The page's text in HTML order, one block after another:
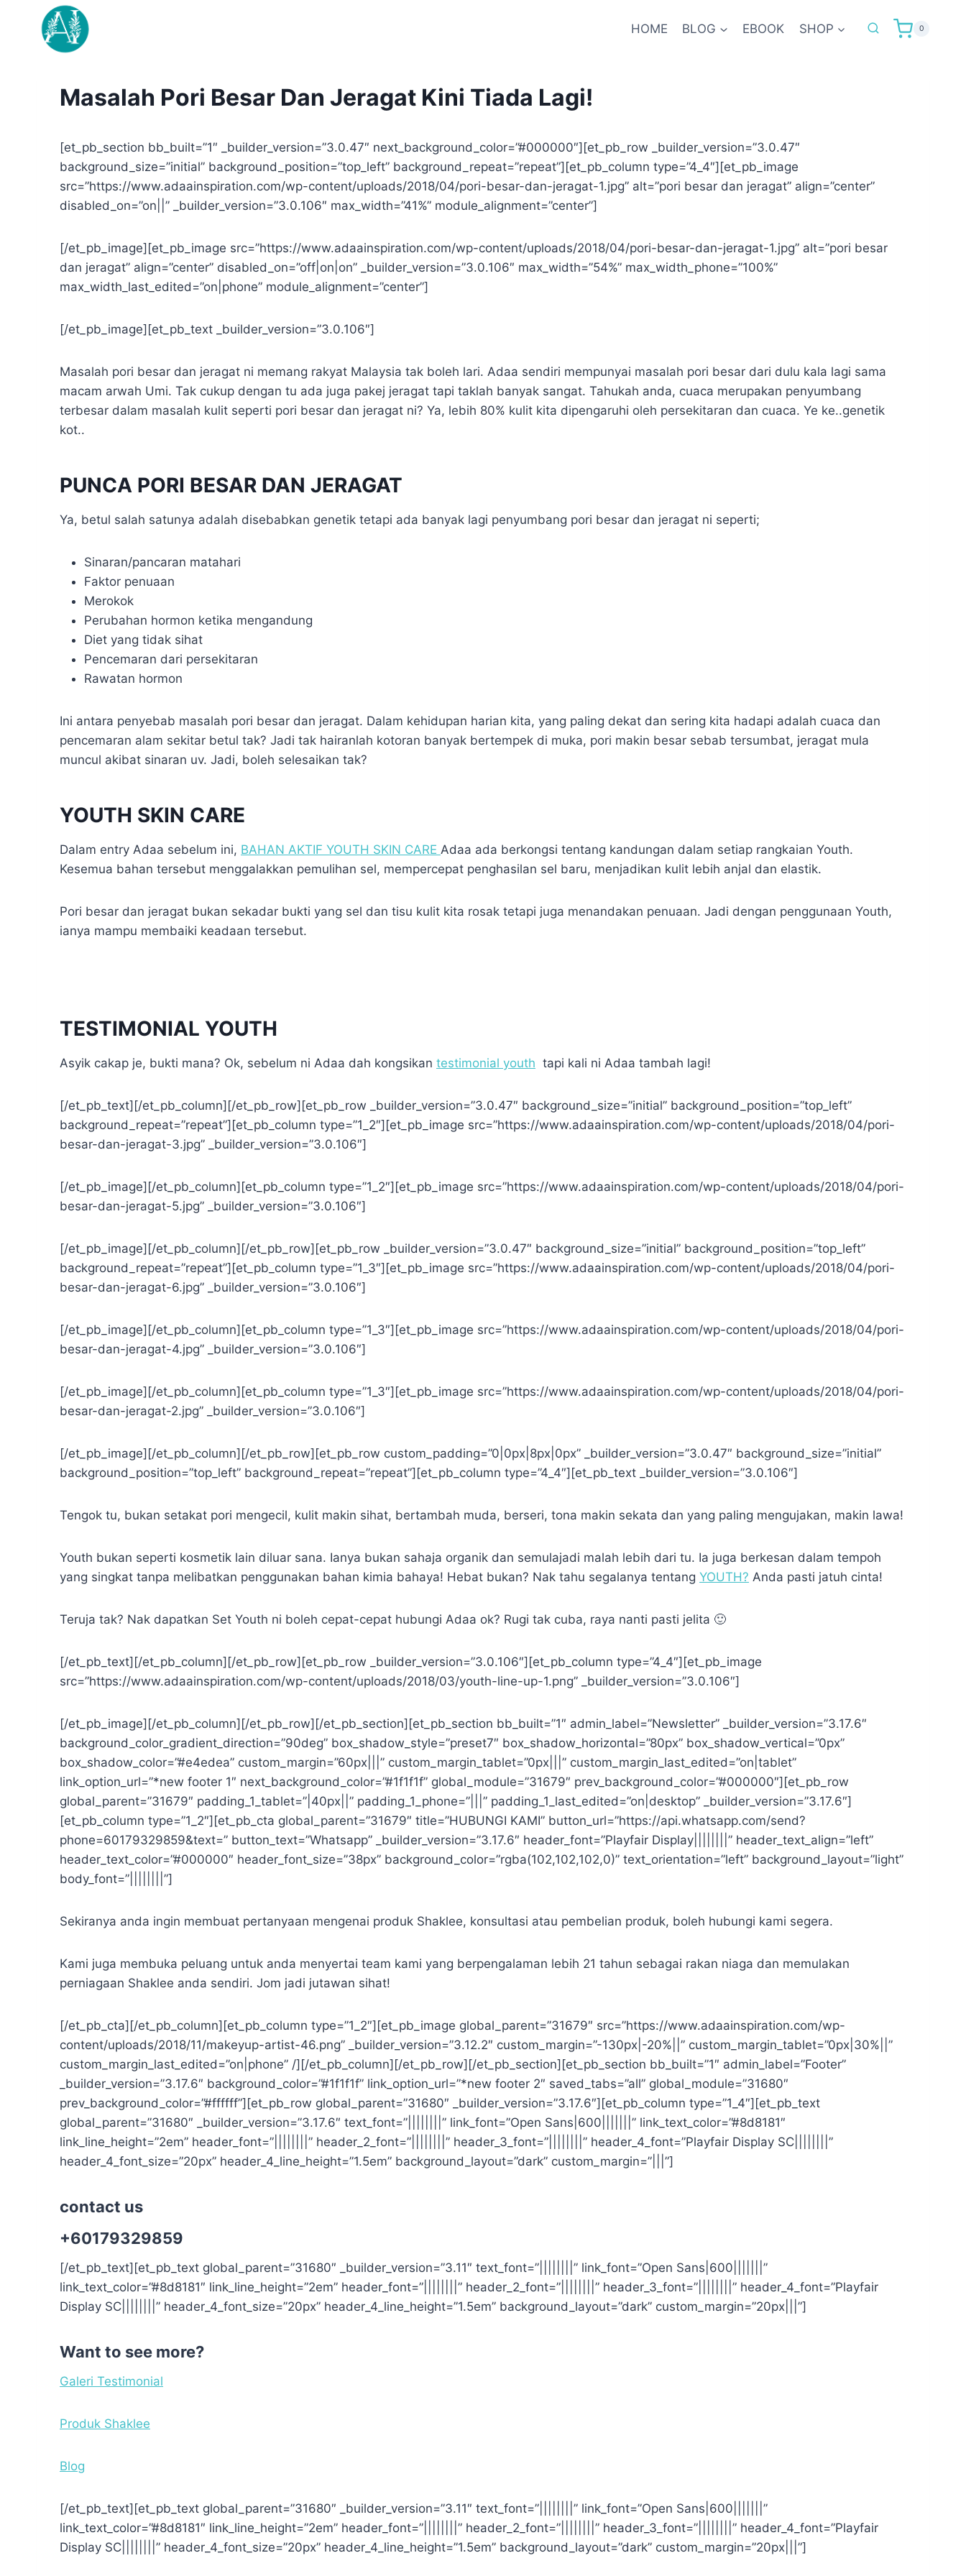
HOME BLOG EBOOK SHOP 0
Masalah Pori Besar Dan Jeragat Kini Tiada Lagi!
[et_pb_section bb_built=”1″ _builder_version=”3.0.47″ next_background_color=”#000000″][et_pb_row _builder_version=”3.0.47″
background_size=”initial” background_position=”top_left” background_repeat=”repeat”][et_pb_column type=”4_4″][et_pb_image
src=”https://www.adaainspiration.com/wp-content/uploads/2018/04/pori-besar-dan-jeragat-1.jpg” alt=”pori besar dan jeragat” align=”center”
disabled_on=”on||” _builder_version=”3.0.106″ max_width=”41%” module_alignment=”center”]
[/et_pb_image][et_pb_image src=”https://www.adaainspiration.com/wp-content/uploads/2018/04/pori-besar-dan-jeragat-1.jpg” alt=”pori besar
dan jeragat” align=”center” disabled_on=”off|on|on” _builder_version=”3.0.106″ max_width=”54%” max_width_phone=”100%”
max_width_last_edited=”on|phone” module_alignment=”center”]
[/et_pb_image][et_pb_text _builder_version=”3.0.106″]
Masalah pori besar dan jeragat ni memang rakyat Malaysia tak boleh lari. Adaa sendiri mempunyai masalah pori besar dari dulu kala lagi sama
macam arwah Umi. Tak cukup dengan tu ada juga pakej jeragat tapi taklah banyak sangat. Tahukah anda, cuaca merupakan penyumbang
terbesar dalam masalah kulit seperti pori besar dan jeragat ni? Ya, lebih 80% kulit kita dipengaruhi oleh persekitaran dan cuaca. Ye ke..genetik
kot..
PUNCA PORI BESAR DAN JERAGAT
Ya, betul salah satunya adalah disebabkan genetik tetapi ada banyak lagi penyumbang pori besar dan jeragat ni seperti;
Sinaran/pancaran matahari
Faktor penuaan
Merokok
Perubahan hormon ketika mengandung
Diet yang tidak sihat
Pencemaran dari persekitaran
Rawatan hormon
Ini antara penyebab masalah pori besar dan jeragat. Dalam kehidupan harian kita, yang paling dekat dan sering kita hadapi adalah cuaca dan
pencemaran alam sekitar betul tak? Jadi tak hairanlah kotoran banyak bertempek di muka, pori makin besar sebab tersumbat, jeragat mula
muncul akibat sinaran uv. Jadi, boleh selesaikan tak?
YOUTH SKIN CARE
Dalam entry Adaa sebelum ini, BAHAN AKTIF YOUTH SKIN CARE Adaa ada berkongsi tentang kandungan dalam setiap rangkaian Youth.
Kesemua bahan tersebut menggalakkan pemulihan sel, mempercepat penghasilan sel baru, menjadikan kulit lebih anjal dan elastik.
Pori besar dan jeragat bukan sekadar bukti yang sel dan tisu kulit kita rosak tetapi juga menandakan penuaan. Jadi dengan penggunaan Youth,
ianya mampu membaiki keadaan tersebut.
TESTIMONIAL YOUTH
Asyik cakap je, bukti mana? Ok, sebelum ni Adaa dah kongsikan testimonial youth tapi kali ni Adaa tambah lagi!
[/et_pb_text][/et_pb_column][/et_pb_row][et_pb_row _builder_version=”3.0.47″ background_size=”initial” background_position=”top_left”
background_repeat=”repeat”][et_pb_column type=”1_2″][et_pb_image src=”https://www.adaainspiration.com/wp-content/uploads/2018/04/pori-
besar-dan-jeragat-3.jpg” _builder_version=”3.0.106″]
[/et_pb_image][/et_pb_column][et_pb_column type=”1_2″][et_pb_image src=”https://www.adaainspiration.com/wp-content/uploads/2018/04/pori-
besar-dan-jeragat-5.jpg” _builder_version=”3.0.106″]
[/et_pb_image][/et_pb_column][/et_pb_row][et_pb_row _builder_version=”3.0.47″ background_size=”initial” background_position=”top_left”
background_repeat=”repeat”][et_pb_column type=”1_3″][et_pb_image src=”https://www.adaainspiration.com/wp-content/uploads/2018/04/pori-
besar-dan-jeragat-6.jpg” _builder_version=”3.0.106″]
[/et_pb_image][/et_pb_column][et_pb_column type=”1_3″][et_pb_image src=”https://www.adaainspiration.com/wp-content/uploads/2018/04/pori-
besar-dan-jeragat-4.jpg” _builder_version=”3.0.106″]
[/et_pb_image][/et_pb_column][et_pb_column type=”1_3″][et_pb_image src=”https://www.adaainspiration.com/wp-content/uploads/2018/04/pori-
besar-dan-jeragat-2.jpg” _builder_version=”3.0.106″]
[/et_pb_image][/et_pb_column][/et_pb_row][et_pb_row custom_padding=”0|0px|8px|0px” _builder_version=”3.0.47″ background_size=”initial”
background_position=”top_left” background_repeat=”repeat”][et_pb_column type=”4_4″][et_pb_text _builder_version=”3.0.106″]
Tengok tu, bukan setakat pori mengecil, kulit makin sihat, bertambah muda, berseri, tona makin sekata dan yang paling mengujakan, makin lawa!
Youth bukan seperti kosmetik lain diluar sana. Ianya bukan sahaja organik dan semulajadi malah lebih dari tu. Ia juga berkesan dalam tempoh
yang singkat tanpa melibatkan penggunakan bahan kimia bahaya! Hebat bukan? Nak tahu segalanya tentang YOUTH? Anda pasti jatuh cinta!
Teruja tak? Nak dapatkan Set Youth ni boleh cepat-cepat hubungi Adaa ok? Rugi tak cuba, raya nanti pasti jelita 🙂
[/et_pb_text][/et_pb_column][/et_pb_row][et_pb_row _builder_version=”3.0.106″][et_pb_column type=”4_4″][et_pb_image
src=”https://www.adaainspiration.com/wp-content/uploads/2018/03/youth-line-up-1.png” _builder_version=”3.0.106″]
[/et_pb_image][/et_pb_column][/et_pb_row][/et_pb_section][et_pb_section bb_built=”1″ admin_label=”Newsletter” _builder_version=”3.17.6″
background_color_gradient_direction=”90deg” box_shadow_style=”preset7″ box_shadow_horizontal=”80px” box_shadow_vertical=”0px”
box_shadow_color=”#e4edea” custom_margin=”60px|||” custom_margin_tablet=”0px|||” custom_margin_last_edited=”on|tablet”
link_option_url=”*new footer 1″ next_background_color=”#1f1f1f” global_module=”31679″ prev_background_color=”#000000″][et_pb_row
global_parent=”31679″ padding_1_tablet=”|40px||” padding_1_phone=”|||” padding_1_last_edited=”on|desktop” _builder_version=”3.17.6″]
[et_pb_column type=”1_2″][et_pb_cta global_parent=”31679″ title=”HUBUNGI KAMI” button_url=”https://api.whatsapp.com/send?
phone=60179329859&text=” button_text=”Whatsapp” _builder_version=”3.17.6″ header_font=”Playfair Display||||||||” header_text_align=”left”
header_text_color=”#000000″ header_font_size=”38px” background_color=”rgba(102,102,102,0)” text_orientation=”left” background_layout=”light”
body_font=”||||||||”]
Sekiranya anda ingin membuat pertanyaan mengenai produk Shaklee, konsultasi atau pembelian produk, boleh hubungi kami segera.
Kami juga membuka peluang untuk anda menyertai team kami yang berpengalaman lebih 21 tahun sebagai rakan niaga dan memulakan
perniagaan Shaklee anda sendiri. Jom jadi jutawan sihat!
[/et_pb_cta][/et_pb_column][et_pb_column type=”1_2″][et_pb_image global_parent=”31679″ src=”https://www.adaainspiration.com/wp-
content/uploads/2018/11/makeyup-artist-46.png” _builder_version=”3.12.2″ custom_margin=”-130px|-20%||” custom_margin_tablet=”0px|30%||”
custom_margin_last_edited=”on|phone” /][/et_pb_column][/et_pb_row][/et_pb_section][et_pb_section bb_built=”1″ admin_label=”Footer”
_builder_version=”3.17.6″ background_color=”#1f1f1f” link_option_url=”*new footer 2″ saved_tabs=”all” global_module=”31680″
prev_background_color=”#ffffff”][et_pb_row global_parent=”31680″ _builder_version=”3.17.6″][et_pb_column type=”1_4″][et_pb_text
global_parent=”31680″ _builder_version=”3.17.6″ text_font=”||||||||” link_font=”Open Sans|600|||||||” link_text_color=”#8d8181″
link_line_height=”2em” header_font=”||||||||” header_2_font=”||||||||” header_3_font=”||||||||” header_4_font=”Playfair Display SC||||||||”
header_4_font_size=”20px” header_4_line_height=”1.5em” background_layout=”dark” custom_margin=”|||”]
contact us
+60179329859
[/et_pb_text][et_pb_text global_parent=”31680″ _builder_version=”3.11″ text_font=”||||||||” link_font=”Open Sans|600|||||||”
link_text_color=”#8d8181″ link_line_height=”2em” header_font=”||||||||” header_2_font=”||||||||” header_3_font=”||||||||” header_4_font=”Playfair
Display SC||||||||” header_4_font_size=”20px” header_4_line_height=”1.5em” background_layout=”dark” custom_margin=”20px|||”]
Want to see more?
Galeri Testimonial
Produk Shaklee
Blog
[/et_pb_text][et_pb_text global_parent=”31680″ _builder_version=”3.11″ text_font=”||||||||” link_font=”Open Sans|600|||||||”
link_text_color=”#8d8181″ link_line_height=”2em” header_font=”||||||||” header_2_font=”||||||||” header_3_font=”||||||||” header_4_font=”Playfair
Display SC||||||||” header_4_font_size=”20px” header_4_line_height=”1.5em” background_layout=”dark” custom_margin=”20px|||”]